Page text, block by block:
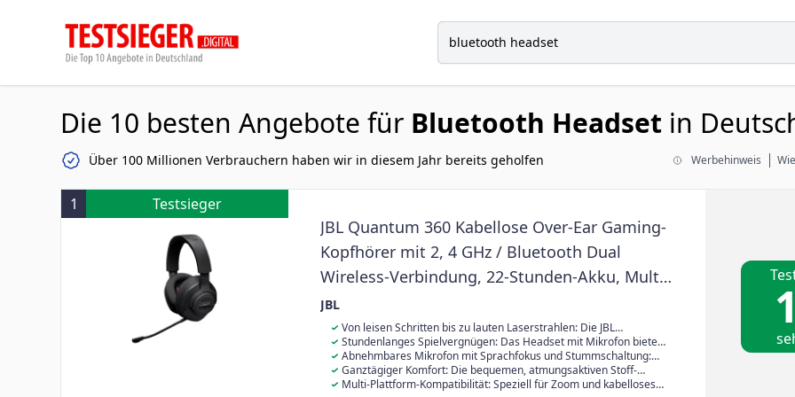
Die 10 besten Angebote für Bluetooth Headset in
Über 100 Millionen Verbrauchern haben wir in diesem Jahr bereits geholfen Werbehinweis
1 Testsieger
JBL Quantum 360 Kabellose Over-Ear Gaming-
Kopfhörer mit 2, 4 GHz / Bluetooth Dual
Wireless-Verbindung, 22-Stunden-Akku, Multi-
Plattform-Kompatibili... abnehmbarem
Mikrofon mit Stummschaltung, Schwarz
JBL
Von leisen Schritten bis zu lauten Laserstrahlen: Die JBL
QuantumSOUND Signature Technologie macht jede Szene episch /
Der Sound kann mit der JBL QuantumENGINE PC Suite oder der JBL
Headphones App angepasst werden, um jedes Detail zu hören
Stundenlanges Spielvergnügen: Das Headset mit Mikrofon bietet
eine nahtlose Verbindung über Bluetooth sowie 22 Stunden
Akkulaufzeit / Mit Play-and-Charge beim Gamen aufladen oder 5
Minuten mit USB-Kabel laden für eine weitere Stunde Spielzeit
Abnehmbares Mikrofon mit Sprachfokus und Stummschaltung:
Selbst wenn es im Spiel hektisch zugeht, sorgt das abnehmbare
Boom-Richtmikrofon mit Sprachfokus dafür, dass andere Spieler die
Ganztägiger Komfort: Die bequemen, atmungsaktiven Stoff-
Ohrpolster mit Memory Foam machen die kabellosen Gaming-
Multi-Plattform-Kompatibilität: Speziell für Zoom und kabelloses